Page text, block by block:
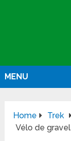
MENU
Home
Trek
Vélo de